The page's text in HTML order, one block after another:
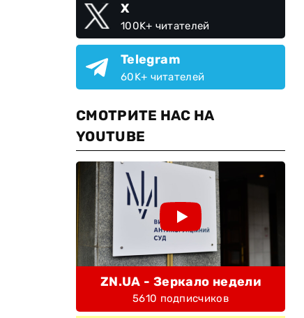
X
100K+ читателей
Telegram
60K+ читателей
СМОТРИТЕ НАС НА
YOUTUBE
ZN.UA - Зеркало недели
5610 подписчиков